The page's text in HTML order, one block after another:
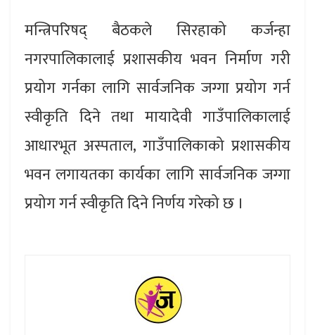
मन्त्रिपरिषद् बैठकले सिरहाको कर्जन्हा
नगरपालिकालाई प्रशासकीय भवन निर्माण गरी
प्रयोग गर्नका लागि सार्वजनिक जग्गा प्रयोग गर्न
स्वीकृति दिने तथा मायादेवी गाउँपालिकालाई
आधारभूत अस्पताल, गाउँपालिकाको प्रशासकीय
भवन लगायतका कार्यका लागि सार्वजनिक जग्गा
प्रयोग गर्न स्वीकृति दिने निर्णय गरेको छ ।